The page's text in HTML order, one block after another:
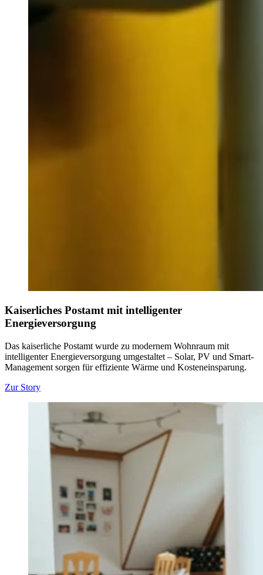
Kaiserliches Postamt mit intelligenter
Energieversorgung
Das kaiserliche Postamt wurde zu modernem Wohnraum mit
intelligenter Energieversorgung umgestaltet – Solar, PV und Smart-
Management sorgen für effiziente Wärme und Kosteneinsparung.
Zur Story